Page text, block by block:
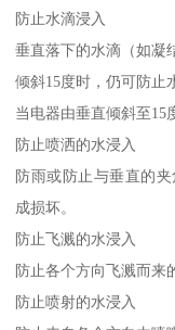
防止水滴浸入
垂直落下的水滴（如凝
倾斜15度时，仍可防止
当电器由垂直倾斜至15
防止喷洒的水浸入
防雨或防止与垂直的
成损坏。
防止飞溅的水浸入
防止各个方向飞溅而来
防止喷射的水浸入